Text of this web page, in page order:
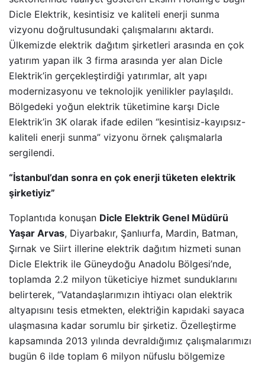
Dicle Elektrik, kesintisiz ve kaliteli enerji sunma
vizyonu doğrultusundaki çalışmalarını aktardı.
Ülkemizde elektrik dağıtım şirketleri arasında en çok
yatırım yapan ilk 3 firma arasında yer alan Dicle
Elektrik’in gerçekleştirdiği yatırımlar, alt yapı
modernizasyonu ve teknolojik yenilikler paylaşıldı.
Bölgedeki yoğun elektrik tüketimine karşı Dicle
Elektrik’in 3K olarak ifade edilen “kesintisiz-kayıpsız-
kaliteli enerji sunma” vizyonu örnek çalışmalarla
sergilendi.
“İstanbul’dan sonra en çok enerji tüketen elektrik
şirketiyiz”
Toplantıda konuşan Dicle Elektrik Genel Müdürü
Yaşar Arvas, Diyarbakır, Şanlıurfa, Mardin, Batman,
Şırnak ve Siirt illerine elektrik dağıtım hizmeti sunan
Dicle Elektrik ile Güneydoğu Anadolu Bölgesi’nde,
toplamda 2.2 milyon tüketiciye hizmet sunduklarını
belirterek, “Vatandaşlarımızın ihtiyacı olan elektrik
altyapısını tesis etmekten, elektriğin kapıdaki sayaca
ulaşmasına kadar sorumlu bir şirketiz. Özelleştirme
kapsamında 2013 yılında devraldığımız çalışmalarımızı
bugün 6 ilde toplam 6 milyon nüfuslu bölgemize